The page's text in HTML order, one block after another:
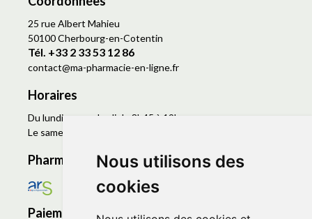
Nous utilisons des
cookies
25 rue Albert Mahieu
50100 Cherbourg-en-Cotentin
Tél. +33 2 33 53 12 86
contact@ma-pharmacie-en-ligne.fr
Horaires
Du lundi au vendredi de 8h45 à 19h
Le samedi de 9h à 19h
Pharmacie en ligne agréée
Paiement sécurisé